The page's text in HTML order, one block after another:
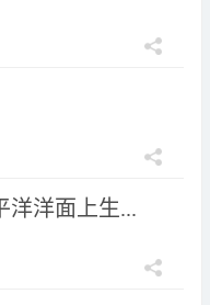
洋洋面上生...